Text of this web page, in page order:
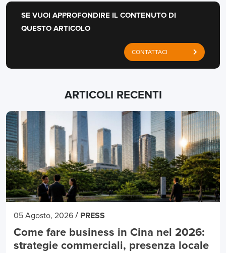
SE VUOI APPROFONDIRE IL CONTENUTO DI
QUESTO ARTICOLO
CONTATTACI
ARTICOLI RECENTI
05 Agosto, 2026 / PRESS
Come fare business in Cina nel 2026:
strategie commerciali, presenza locale